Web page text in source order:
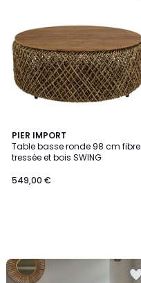
PIER IMPORT
Table basse ronde 98 cm fibre
tressée et bois SWING
549,00 €